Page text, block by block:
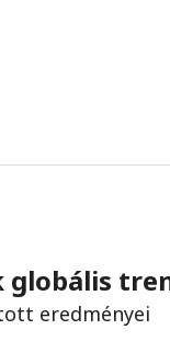
globális
eredményei